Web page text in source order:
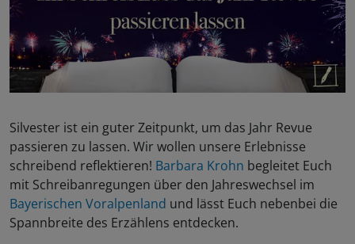
Silvester ist ein guter Zeitpunkt, um das Jahr Revue
passieren zu lassen. Wir wollen unsere Erlebnisse
schreibend reflektieren! Barbara Krohn begleitet Euch
mit Schreibanregungen über den Jahreswechsel im
Bayerischen Voralpenland und lässt Euch nebenbei die
Spannbreite des Erzählens entdecken.